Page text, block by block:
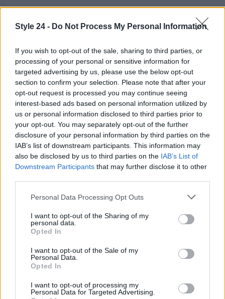
Style 24 - Do Not Process My Personal Information
If you wish to opt-out of the sale, sharing to third parties, or
processing of your personal or sensitive information for
targeted advertising by us, please use the below opt-out
section to confirm your selection. Please note that after your
opt-out request is processed you may continue seeing
interest-based ads based on personal information utilized by
us or personal information disclosed to third parties prior to
your opt-out. You may separately opt-out of the further
disclosure of your personal information by third parties on the
IAB’s list of downstream participants. This information may
also be disclosed by us to third parties on the IAB’s List of
Downstream Participants that may further disclose it to other
Please note that this website/app uses one or more Google
not limited to your visit or usage behaviour. You may click to
grant or deny consent to Google and its third-party tags to
use your data for below specified purposes in below Google
consent section.
Personal Data Processing Opt Outs
I want to opt-out of the Sharing of my
personal data.
Opted In
I want to opt-out of the Sale of my
Personal Data.
Opted In
I want to opt-out of processing my
Personal Data for Targeted Advertising.
AUTORE